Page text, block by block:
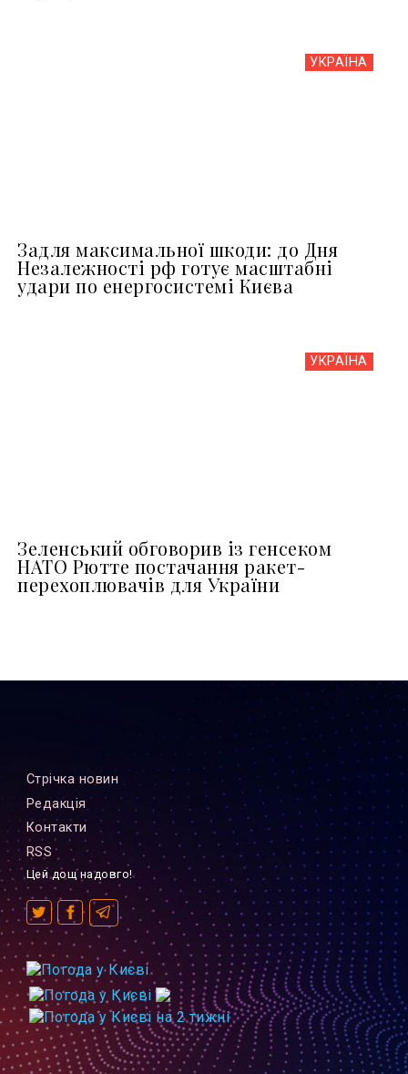
УКРАЇНА
Задля максимальної шкоди: до Дня
Незалежності рф готує масштабні
удари по енергосистемі Києва
УКРАЇНА
Зеленський обговорив із генсеком
НАТО Рютте постачання ракет-
перехоплювачів для України
Стрiчка новин
Редакцiя
Контакти
RSS
Цей дощ надовго!